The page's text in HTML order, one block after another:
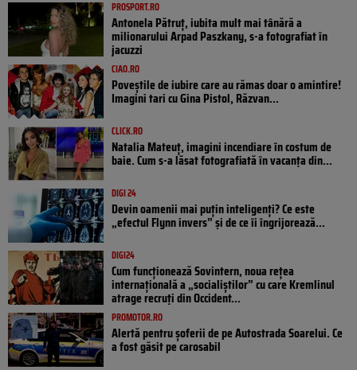
PROSPORT.RO
Antonela Pătruț, iubita mult mai tânără a
milionarului Arpad Paszkany, s-a fotografiat în
jacuzzi
CIAO.RO
Poveştile de iubire care au rămas doar o amintire!
Imagini tari cu Gina Pistol, Răzvan...
CLICK.RO
Natalia Mateuț, imagini incendiare în costum de
baie. Cum s-a lăsat fotografiată în vacanța din...
DIGI 24
Devin oamenii mai puțin inteligenți? Ce este
„efectul Flynn invers” și de ce îi îngrijorează...
DIGI24
Cum funcționează Sovintern, noua rețea
internațională a „socialiștilor” cu care Kremlinul
atrage recruți din Occident...
PROMOTOR.RO
Alertă pentru șoferii de pe Autostrada Soarelui. Ce
a fost găsit pe carosabil